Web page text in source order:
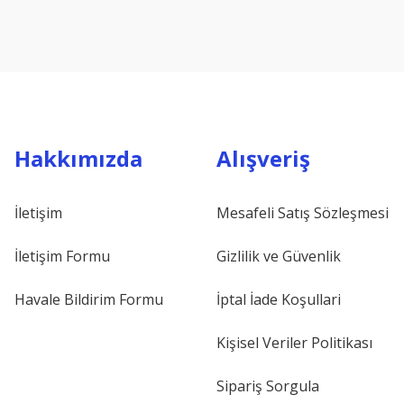
Hakkımızda
İletişim
İletişim Formu
Havale Bildirim Formu
Alışveriş
Mesafeli Satış Sözleşmesi
Gizlilik ve Güvenlik
İptal İade Koşullari
Kişisel Veriler Politikası
Sipariş Sorgula